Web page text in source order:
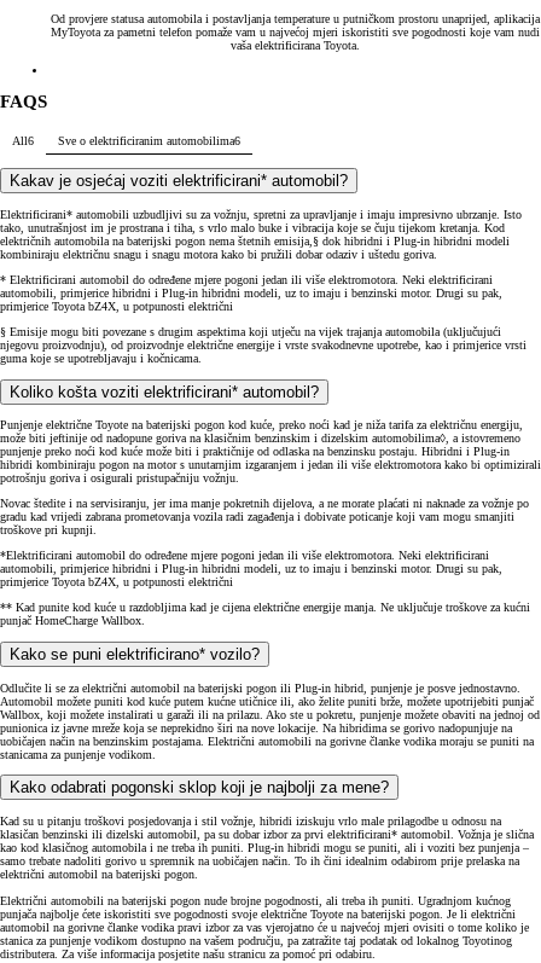
Od provjere statusa automobila i postavljanja temperature u putničkom prostoru unaprijed, aplikacija
MyToyota za pametni telefon pomaže vam u najvećoj mjeri iskoristiti sve pogodnosti koje vam nudi
vaša elektrificirana Toyota.
FAQS
All6 Sve o elektrificiranim automobilima6
Kakav je osjećaj voziti elektrificirani* automobil?
Elektrificirani* automobili uzbudljivi su za vožnju, spretni za upravljanje i imaju impresivno ubrzanje. Isto
tako, unutrašnjost im je prostrana i tiha, s vrlo malo buke i vibracija koje se čuju tijekom kretanja. Kod
električnih automobila na baterijski pogon nema štetnih emisija,§ dok hibridni i Plug-in hibridni modeli
kombiniraju električnu snagu i snagu motora kako bi pružili dobar odaziv i uštedu goriva.
* Elektrificirani automobil do određene mjere pogoni jedan ili više elektromotora. Neki elektrificirani
automobili, primjerice hibridni i Plug-in hibridni modeli, uz to imaju i benzinski motor. Drugi su pak,
primjerice Toyota bZ4X, u potpunosti električni
§ Emisije mogu biti povezane s drugim aspektima koji utječu na vijek trajanja automobila (uključujući
njegovu proizvodnju), od proizvodnje električne energije i vrste svakodnevne upotrebe, kao i primjerice vrsti
guma koje se upotrebljavaju i kočnicama.
Koliko košta voziti elektrificirani* automobil?
Punjenje električne Toyote na baterijski pogon kod kuće, preko noći kad je niža tarifa za električnu energiju,
može biti jeftinije od nadopune goriva na klasičnim benzinskim i dizelskim automobilima◊, a istovremeno
punjenje preko noći kod kuće može biti i praktičnije od odlaska na benzinsku postaju. Hibridni i Plug-in
hibridi kombiniraju pogon na motor s unutarnjim izgaranjem i jedan ili više elektromotora kako bi optimizirali
potrošnju goriva i osigurali pristupačniju vožnju.
Novac štedite i na servisiranju, jer ima manje pokretnih dijelova, a ne morate plaćati ni naknade za vožnje po
gradu kad vrijedi zabrana prometovanja vozila radi zagađenja i dobivate poticanje koji vam mogu smanjiti
troškove pri kupnji.
*Elektrificirani automobil do određene mjere pogoni jedan ili više elektromotora. Neki elektrificirani
automobili, primjerice hibridni i Plug-in hibridni modeli, uz to imaju i benzinski motor. Drugi su pak,
primjerice Toyota bZ4X, u potpunosti električni
** Kad punite kod kuće u razdobljima kad je cijena električne energije manja. Ne uključuje troškove za kućni
punjač HomeCharge Wallbox.
Kako se puni elektrificirano* vozilo?
Odlučite li se za električni automobil na baterijski pogon ili Plug-in hibrid, punjenje je posve jednostavno.
Automobil možete puniti kod kuće putem kućne utičnice ili, ako želite puniti brže, možete upotrijebiti punjač
Wallbox, koji možete instalirati u garaži ili na prilazu. Ako ste u pokretu, punjenje možete obaviti na jednoj od
punionica iz javne mreže koja se neprekidno širi na nove lokacije. Na hibridima se gorivo nadopunjuje na
uobičajen način na benzinskim postajama. Električni automobili na gorivne članke vodika moraju se puniti na
stanicama za punjenje vodikom.
Kako odabrati pogonski sklop koji je najbolji za mene?
Kad su u pitanju troškovi posjedovanja i stil vožnje, hibridi iziskuju vrlo male prilagodbe u odnosu na
klasičan benzinski ili dizelski automobil, pa su dobar izbor za prvi elektrificirani* automobil. Vožnja je slična
kao kod klasičnog automobila i ne treba ih puniti. Plug-in hibridi mogu se puniti, ali i voziti bez punjenja –
samo trebate nadoliti gorivo u spremnik na uobičajen način. To ih čini idealnim odabirom prije prelaska na
električni automobil na baterijski pogon.
Električni automobili na baterijski pogon nude brojne pogodnosti, ali treba ih puniti. Ugradnjom kućnog
punjača najbolje ćete iskoristiti sve pogodnosti svoje električne Toyote na baterijski pogon. Je li električni
automobil na gorivne članke vodika pravi izbor za vas vjerojatno će u najvećoj mjeri ovisiti o tome koliko je
stanica za punjenje vodikom dostupno na vašem području, pa zatražite taj podatak od lokalnog Toyotinog
distributera. Za više informacija posjetite našu stranicu za pomoć pri odabiru.